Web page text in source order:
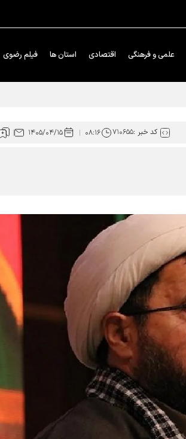
علمی و فرهنگی اقتصادی استان ها فیلم رضوی
کد خبر :۷۱۰۶۵۵ ۰۸:۱۶ ۱۴۰۵/۰۴/۱۵